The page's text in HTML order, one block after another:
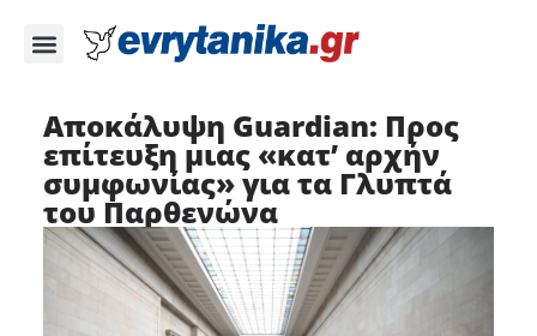
Αποκάλυψη Guardian: Προς
επίτευξη μιας «κατ’ αρχήν
συμφωνίας» για τα Γλυπτά
του Παρθενώνα